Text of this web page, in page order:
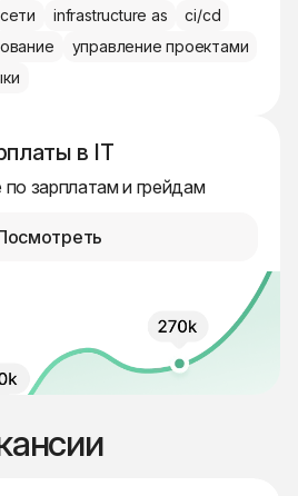
сети infrastructure as
ci/cd
управление проектами
в IT
зарплатам и грейдам